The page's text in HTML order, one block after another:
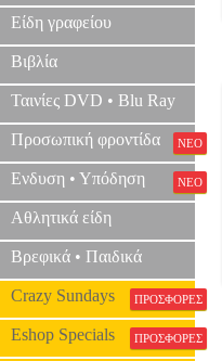
Είδη γραφείου
Βιβλία
Ταινίες DVD • Blu Ray
Προσωπική φροντίδα ΝΕΟ
Ενδυση • Υπόδηση ΝΕΟ
Αθλητικά είδη
Βρεφικά • Παιδικά
Crazy Sundays ΠΡΟΣΦΟΡΕΣ
Eshop Specials ΠΡΟΣΦΟΡΕΣ